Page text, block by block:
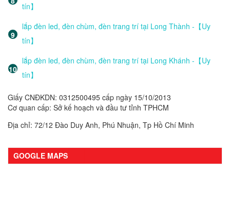
tín】
lắp đèn led, đèn chùm, đèn trang trí tại Long Thành -【Uy
tín】
lắp đèn led, đèn chùm, đèn trang trí tại Long Khánh -【Uy
tín】
Giấy CNĐKDN: 0312500495 cấp ngày 15/10/2013
Cơ quan cấp: Sở kế hoạch và đầu tư tỉnh TPHCM
Địa chỉ: 72/12 Đào Duy Anh, Phú Nhuận, Tp Hồ Chí Minh
GOOGLE MAPS